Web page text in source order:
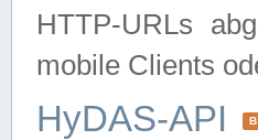
HTTP-URLs
mobile Clients
HyDAS-API